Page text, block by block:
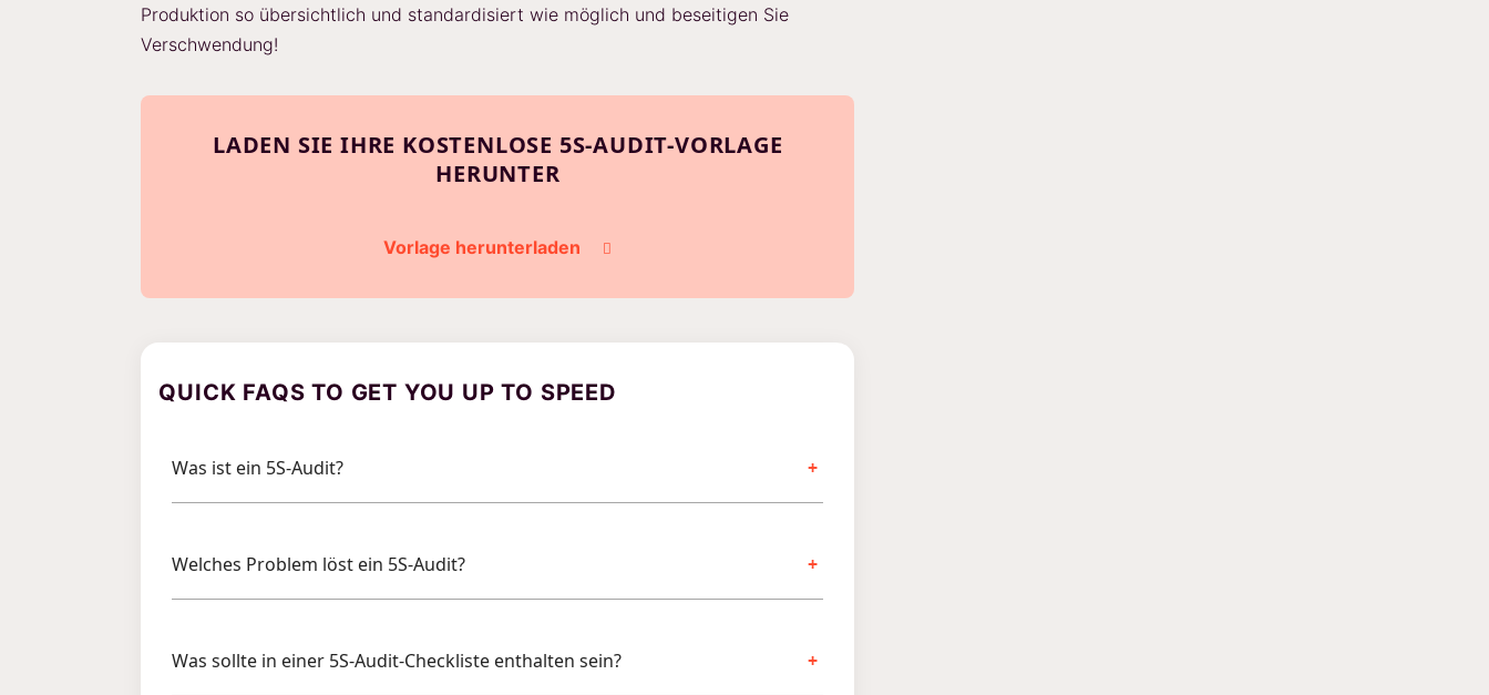
Produktion so übersichtlich und standardisiert wie möglich und beseitigen Sie
Verschwendung!
LADEN SIE IHRE KOSTENLOSE 5S-AUDIT-VORLAGE
HERUNTER
Vorlage herunterladen
QUICK FAQS TO GET YOU UP TO SPEED
Was ist ein 5S-Audit?
Welches Problem löst ein 5S-Audit?
Was sollte in einer 5S-Audit-Checkliste enthalten sein?